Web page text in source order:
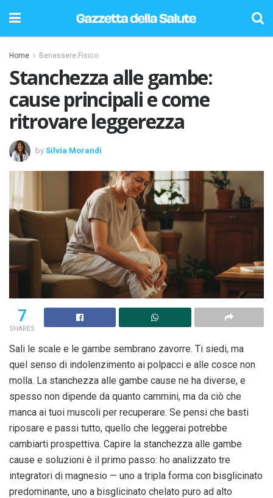
Home Benessere Fisico
Stanchezza alle gambe:
cause principali e come
ritrovare leggerezza
by Silvia Morandi
7
SHARES
Sali le scale e le gambe sembrano zavorre. Ti siedi, ma
quel senso di indolenzimento ai polpacci e alle cosce non
molla. La stanchezza alle gambe cause ne ha diverse, e
spesso non dipende da quanto cammini, ma da ciò che
manca ai tuoi muscoli per recuperare. Se pensi che basti
riposare e passi tutto, quello che leggerai potrebbe
cambiarti prospettiva. Capire la stanchezza alle gambe
cause e soluzioni è il primo passo: ho analizzato tre
integratori di magnesio — uno a tripla forma con bisglicinato
predominante, uno a bisglicinato chelato puro ad alto